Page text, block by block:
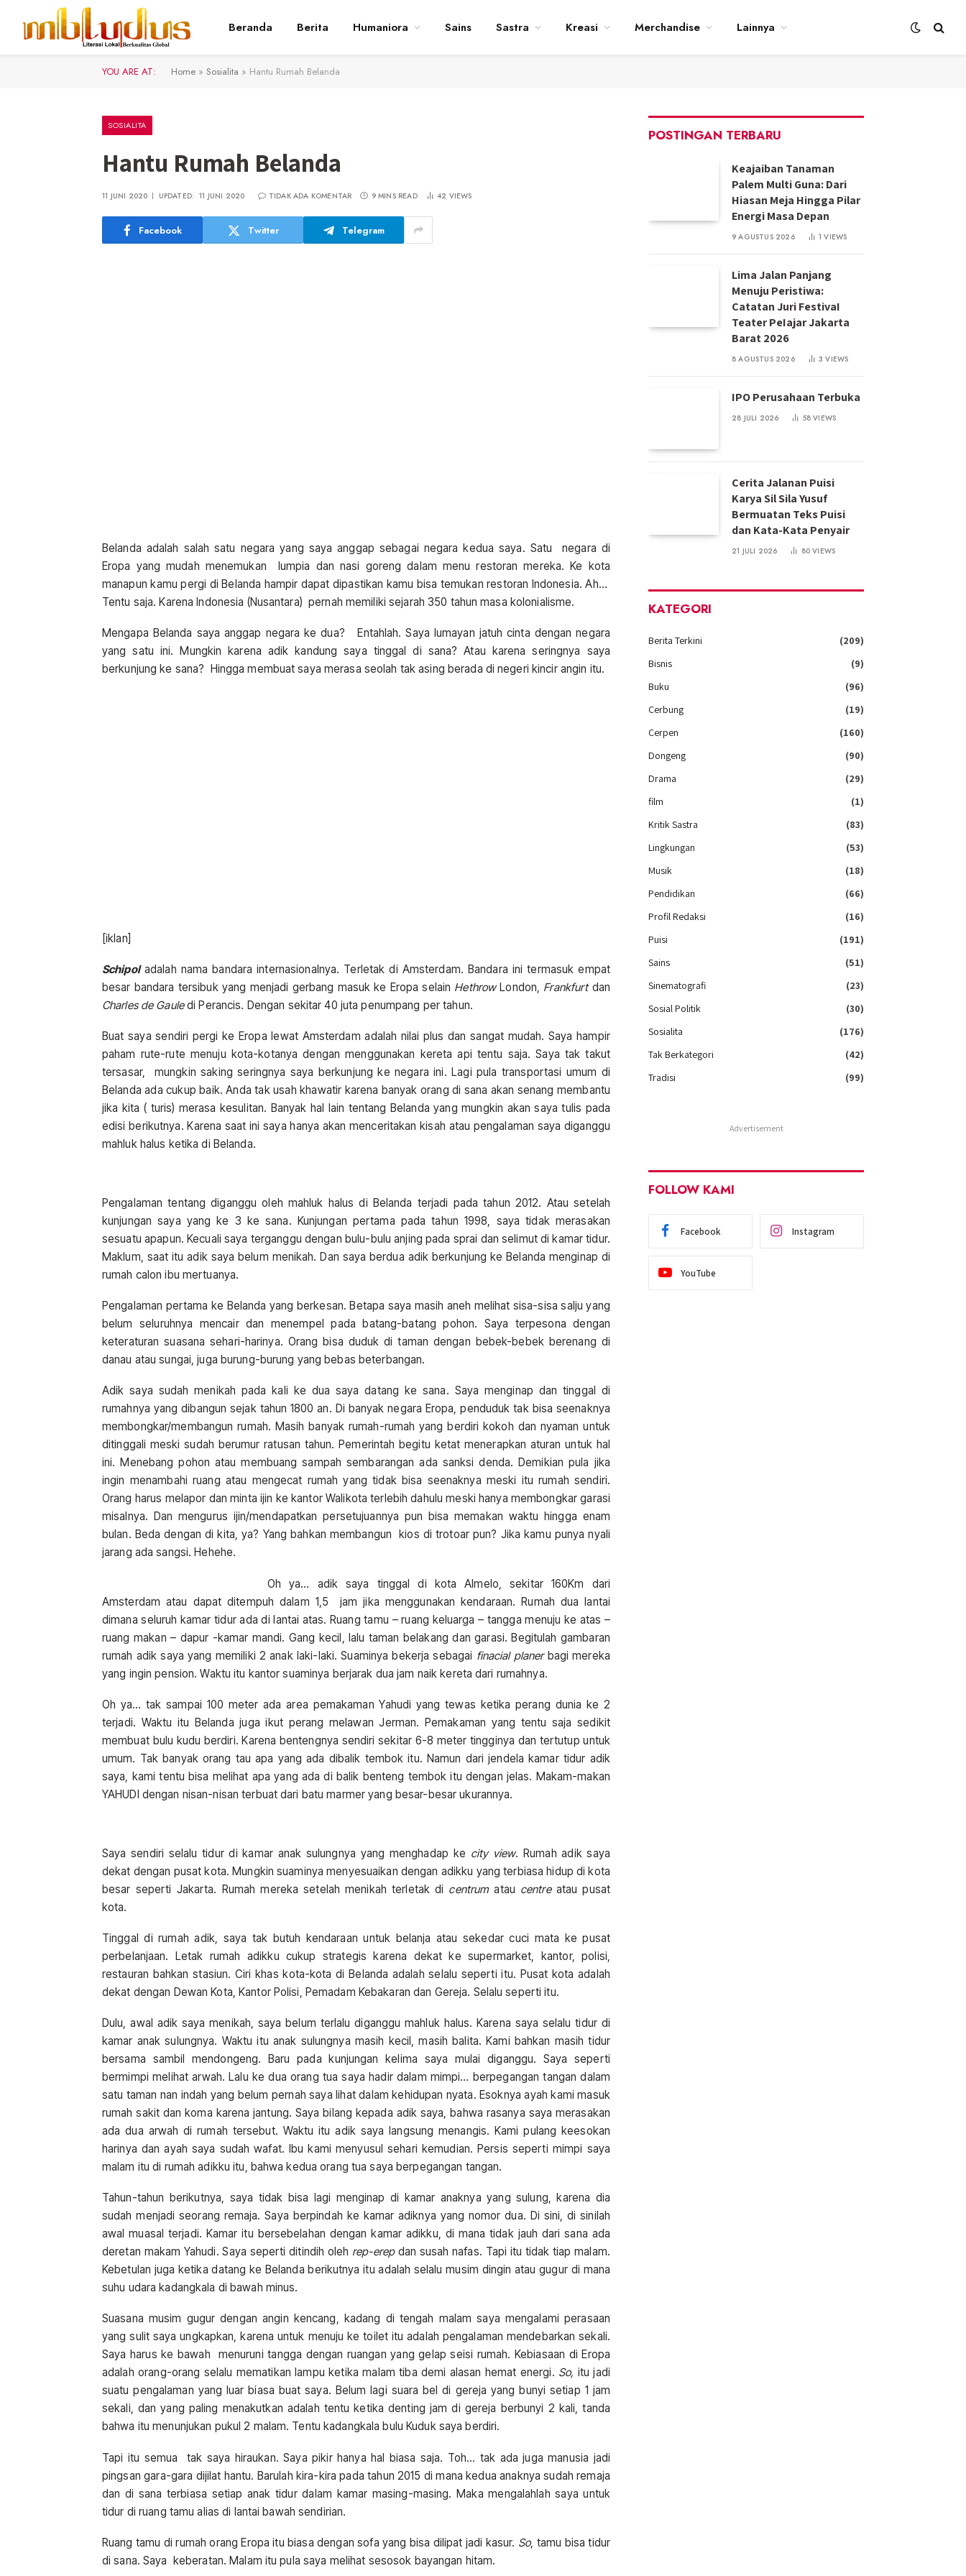
Beranda Berita Humaniora Sains Sastra Kreasi Merchandise Lainnya
YOU ARE AT: Home » Sosialita » Hantu Rumah Belanda
SOSIALITA
Hantu Rumah Belanda
11 JUNI 2020 UPDATED: 11 JUNI 2020 TIDAK ADA KOMENTAR 9 MINS READ 42 VIEWS
Facebook Twitter Telegram
Belanda adalah salah satu negara yang saya anggap sebagai negara kedua saya. Satu negara di
Eropa yang mudah menemukan lumpia dan nasi goreng dalam menu restoran mereka. Ke kota
manapun kamu pergi di Belanda hampir dapat dipastikan kamu bisa temukan restoran Indonesia. Ah…
Tentu saja. Karena Indonesia (Nusantara) pernah memiliki sejarah 350 tahun masa kolonialisme.
Mengapa Belanda saya anggap negara ke dua? Entahlah. Saya lumayan jatuh cinta dengan negara
yang satu ini. Mungkin karena adik kandung saya tinggal di sana? Atau karena seringnya saya
berkunjung ke sana? Hingga membuat saya merasa seolah tak asing berada di negeri kincir angin itu.
[iklan]
Schipoladalah nama bandara internasionalnya. Terletak di Amsterdam. Bandara ini termasuk empat
besar bandara tersibuk yang menjadi gerbang masuk ke Eropa selain HethrowLondon, Frankfurtdan
Charles de Gauledi Perancis. Dengan sekitar 40 juta penumpang per tahun.
Buat saya sendiri pergi ke Eropa lewat Amsterdam adalah nilai plus dan sangat mudah. Saya hampir
paham rute-rute menuju kota-kotanya dengan menggunakan kereta api tentu saja. Saya tak takut
tersasar, mungkin saking seringnya saya berkunjung ke negara ini. Lagi pula transportasi umum di
Belanda ada cukup baik. Anda tak usah khawatir karena banyak orang di sana akan senang membantu
jika kita ( turis) merasa kesulitan. Banyak hal lain tentang Belanda yang mungkin akan saya tulis pada
edisi berikutnya. Karena saat ini saya hanya akan menceritakan kisah atau pengalaman saya diganggu
mahluk halus ketika di Belanda.
Pengalaman tentang diganggu oleh mahluk halus di Belanda terjadi pada tahun 2012. Atau setelah
kunjungan saya yang ke 3 ke sana. Kunjungan pertama pada tahun 1998, saya tidak merasakan
sesuatu apapun. Kecuali saya terganggu dengan bulu-bulu anjing pada sprai dan selimut di kamar tidur.
Maklum, saat itu adik saya belum menikah. Dan saya berdua adik berkunjung ke Belanda menginap di
rumah calon ibu mertuanya.
Pengalaman pertama ke Belanda yang berkesan. Betapa saya masih aneh melihat sisa-sisa salju yang
belum seluruhnya mencair dan menempel pada batang-batang pohon. Saya terpesona dengan
keteraturan suasana sehari-harinya. Orang bisa duduk di taman dengan bebek-bebek berenang di
danau atau sungai, juga burung-burung yang bebas beterbangan.
Adik saya sudah menikah pada kali ke dua saya datang ke sana. Saya menginap dan tinggal di
rumahnya yang dibangun sejak tahun 1800 an. Di banyak negara Eropa, penduduk tak bisa seenaknya
membongkar/membangun rumah. Masih banyak rumah-rumah yang berdiri kokoh dan nyaman untuk
ditinggali meski sudah berumur ratusan tahun. Pemerintah begitu ketat menerapkan aturan untuk hal
ini. Menebang pohon atau membuang sampah sembarangan ada sanksi denda. Demikian pula jika
ingin menambahi ruang atau mengecat rumah yang tidak bisa seenaknya meski itu rumah sendiri.
Orang harus melapor dan minta ijin ke kantor Walikota terlebih dahulu meski hanya membongkar garasi
misalnya. Dan mengurus ijin/mendapatkan persetujuannya pun bisa memakan waktu hingga enam
bulan. Beda dengan di kita, ya? Yang bahkan membangun kios di trotoar pun? Jika kamu punya nyali
jarang ada sangsi. Hehehe.
Oh ya… adik saya tinggal di kota Almelo, sekitar 160Km dari
Amsterdam atau dapat ditempuh dalam 1,5 jam jika menggunakan kendaraan. Rumah dua lantai
dimana seluruh kamar tidur ada di lantai atas. Ruang tamu – ruang keluarga – tangga menuju ke atas –
ruang makan – dapur -kamar mandi. Gang kecil, lalu taman belakang dan garasi. Begitulah gambaran
rumah adik saya yang memiliki 2 anak laki-laki. Suaminya bekerja sebagai finacial planerbagi mereka
yang ingin pension. Waktu itu kantor suaminya berjarak dua jam naik kereta dari rumahnya.
Oh ya… tak sampai 100 meter ada area pemakaman Yahudi yang tewas ketika perang dunia ke 2
terjadi. Waktu itu Belanda juga ikut perang melawan Jerman. Pemakaman yang tentu saja sedikit
membuat bulu kudu berdiri. Karena bentengnya sendiri sekitar 6-8 meter tingginya dan tertutup untuk
umum. Tak banyak orang tau apa yang ada dibalik tembok itu. Namun dari jendela kamar tidur adik
saya, kami tentu bisa melihat apa yang ada di balik benteng tembok itu dengan jelas. Makam-makan
YAHUDI dengan nisan-nisan terbuat dari batu marmer yang besar-besar ukurannya.
Saya sendiri selalu tidur di kamar anak sulungnya yang menghadap ke city view. Rumah adik saya
dekat dengan pusat kota. Mungkin suaminya menyesuaikan dengan adikku yang terbiasa hidup di kota
besar seperti Jakarta. Rumah mereka setelah menikah terletak di centrumatau centreatau pusat
kota.
Tinggal di rumah adik, saya tak butuh kendaraan untuk belanja atau sekedar cuci mata ke pusat
perbelanjaan. Letak rumah adikku cukup strategis karena dekat ke supermarket, kantor, polisi,
restauran bahkan stasiun. Ciri khas kota-kota di Belanda adalah selalu seperti itu. Pusat kota adalah
dekat dengan Dewan Kota, Kantor Polisi, Pemadam Kebakaran dan Gereja. Selalu seperti itu.
Dulu, awal adik saya menikah, saya belum terlalu diganggu mahluk halus. Karena saya selalu tidur di
kamar anak sulungnya. Waktu itu anak sulungnya masih kecil, masih balita. Kami bahkan masih tidur
bersama sambil mendongeng. Baru pada kunjungan kelima saya mulai diganggu. Saya seperti
bermimpi melihat arwah. Lalu ke dua orang tua saya hadir dalam mimpi… berpegangan tangan dalam
satu taman nan indah yang belum pernah saya lihat dalam kehidupan nyata. Esoknya ayah kami masuk
rumah sakit dan koma karena jantung. Saya bilang kepada adik saya, bahwa rasanya saya merasakan
ada dua arwah di rumah tersebut. Waktu itu adik saya langsung menangis. Kami pulang keesokan
harinya dan ayah saya sudah wafat. Ibu kami menyusul sehari kemudian. Persis seperti mimpi saya
malam itu di rumah adikku itu, bahwa kedua orang tua saya berpegangan tangan.
Tahun-tahun berikutnya, saya tidak bisa lagi menginap di kamar anaknya yang sulung, karena dia
sudah menjadi seorang remaja. Saya berpindah ke kamar adiknya yang nomor dua. Di sini, di sinilah
awal muasal terjadi. Kamar itu bersebelahan dengan kamar adikku, di mana tidak jauh dari sana ada
deretan makam Yahudi. Saya seperti ditindih oleh rep-erepdan susah nafas. Tapi itu tidak tiap malam.
Kebetulan juga ketika datang ke Belanda berikutnya itu adalah selalu musim dingin atau gugur di mana
suhu udara kadangkala di bawah minus.
Suasana musim gugur dengan angin kencang, kadang di tengah malam saya mengalami perasaan
yang sulit saya ungkapkan, karena untuk menuju ke toilet itu adalah pengalaman mendebarkan sekali.
Saya harus ke bawah menuruni tangga dengan ruangan yang gelap seisi rumah. Kebiasaan di Eropa
adalah orang-orang selalu mematikan lampu ketika malam tiba demi alasan hemat energi. So, itu jadi
suatu pengalaman yang luar biasa buat saya. Belum lagi suara bel di gereja yang bunyi setiap 1 jam
sekali, dan yang paling menakutkan adalah tentu ketika denting jam di gereja berbunyi 2 kali, tanda
bahwa itu menunjukan pukul 2 malam. Tentu kadangkala bulu Kuduk saya berdiri.
Tapi itu semua tak saya hiraukan. Saya pikir hanya hal biasa saja. Toh… tak ada juga manusia jadi
pingsan gara-gara dijilat hantu. Barulah kira-kira pada tahun 2015 di mana kedua anaknya sudah remaja
dan di sana terbiasa setiap anak tidur dalam kamar masing-masing. Maka mengalahlah saya untuk
tidur di ruang tamu alias di lantai bawah sendirian.
Ruang tamu di rumah orang Eropa itu biasa dengan sofa yang bisa dilipat jadi kasur. So, tamu bisa tidur
di sana. Saya keberatan. Malam itu pula saya melihat sesosok bayangan hitam.
POSTINGAN TERBARU
Keajaiban Tanaman
Palem Multi Guna: Dari
Hiasan Meja Hingga Pilar
Energi Masa Depan
9 AGUSTUS 2026 1VIEWS
Lima Jalan Panjang
Menuju Peristiwa:
Catatan Juri FestivaI
Teater PeIajar Jakarta
Barat 2026
8 AGUSTUS 2026 3VIEWS
IPO Perusahaan Terbuka
28 JULI 2026 58VIEWS
Cerita Jalanan Puisi
Karya Sil Sila Yusuf
Bermuatan Teks Puisi
dan Kata-Kata Penyair
21 JULI 2026 80VIEWS
KATEGORI
Berita Terkini
(209)
Bisnis
(9)
Buku
(96)
Cerbung
(19)
Cerpen
(160)
Dongeng
(90)
Drama
(29)
film
(1)
Kritik Sastra
(83)
Lingkungan
(53)
Musik
(18)
Pendidikan
(66)
Profil Redaksi
(16)
Puisi
(191)
Sains
(51)
Sinematografi
(23)
Sosial Politik
(30)
Sosialita
(176)
Tak Berkategori
(42)
Tradisi
(99)
Advertisement
FOLLOW KAMI
Facebook Instagram
YouTube